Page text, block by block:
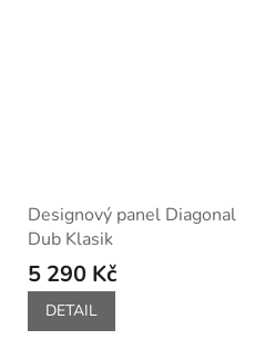
Designový panel Diagonal
Dub Klasik
5 290 Kč
DETAIL